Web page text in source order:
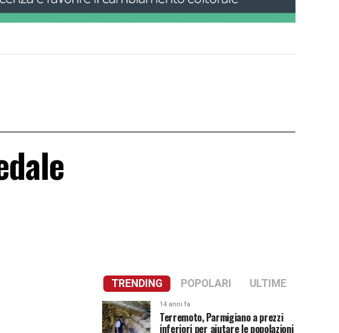
TRENDING POPOLARI ULTIME
14 anni fa
Terremoto, Parmigiano a prezzi
inferiori per aiutare le popolazioni